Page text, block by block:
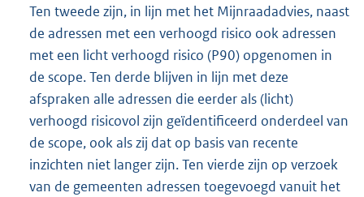
Ten tweede zijn, in lijn met het Mijnraadadvies, naast
de adressen met een verhoogd risico ook adressen
met een licht verhoogd risico (P90) opgenomen in
de scope. Ten derde blijven in lijn met deze
afspraken alle adressen die eerder als (licht)
verhoogd risicovol zijn geïdentificeerd onderdeel van
de scope, ook als zij dat op basis van recente
inzichten niet langer zijn. Ten vierde zijn op verzoek
van de gemeenten adressen toegevoegd vanuit het